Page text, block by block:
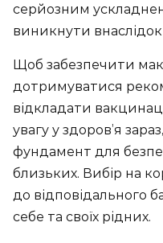
серйозним
виникнути
Щоб забезпечити
дотримуватися
відкладати
увагу у здоров’я
фундамент для
близьких. Вибір на
до відповідального
себе та своїх рідних.